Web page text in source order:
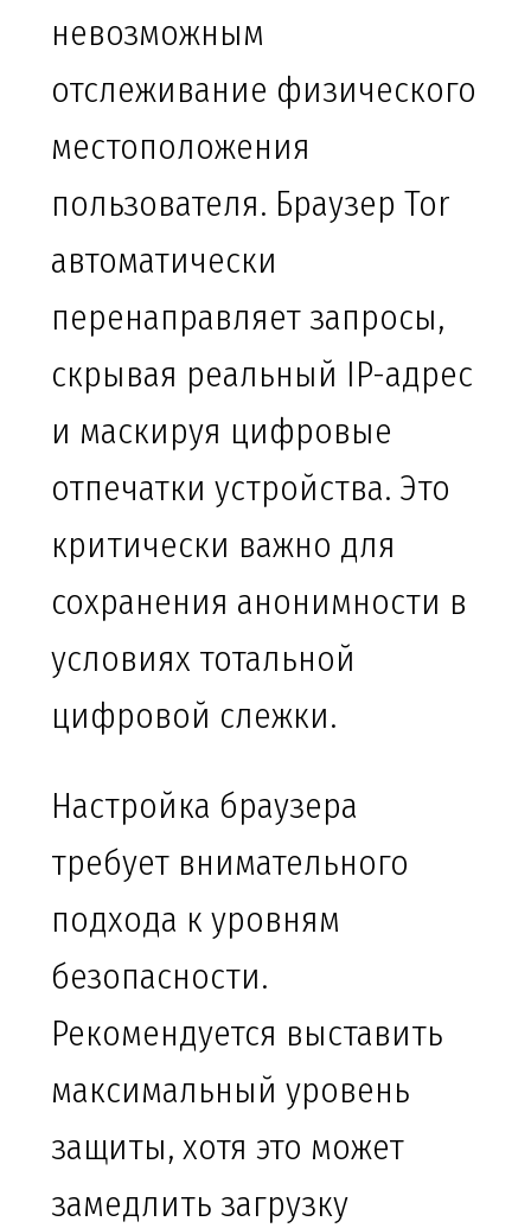
невозможным
отслеживание физического
местоположения
пользователя. Браузер Tor
автоматически
перенаправляет запросы,
скрывая реальный IP-адрес
и маскируя цифровые
отпечатки устройства. Это
критически важно для
сохранения анонимности в
условиях тотальной
цифровой слежки.
Настройка браузера
требует внимательного
подхода к уровням
безопасности.
Рекомендуется выставить
максимальный уровень
защиты, хотя это может
замедлить загрузку